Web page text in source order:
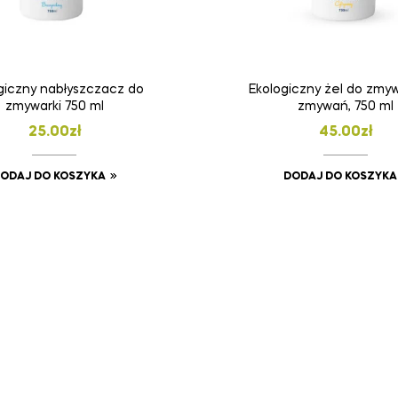
nabłyszczacz do
zmywarki 750 ml
25.00zł
DO KOSZYKA
Ekologiczny żel do
zmywań, 750 ml
45.00zł
DODAJ DO KOSZYKA